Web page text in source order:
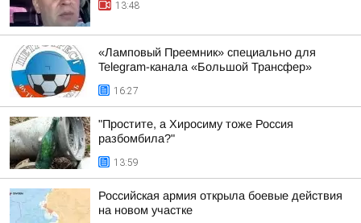
13:48
«Ламповый Преемник» специально для
Telegram-канала «Большой Трансфер»
16:27
"Простите, а Хиросиму тоже Россия
разбомбила?"
13:59
Российская армия открыла боевые действия
на новом участке